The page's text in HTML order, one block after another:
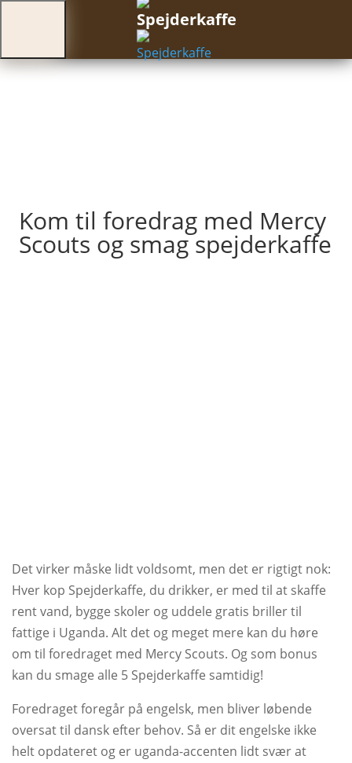
MERCY
SHOP
Kom til foredrag med Mercy
Scouts og smag spejderkaffe
Det virker måske lidt voldsomt, men det er rigtigt nok:
Hver kop Spejderkaffe, du drikker, er med til at skaffe
rent vand, bygge skoler og uddele gratis briller til
fattige i Uganda. Alt det og meget mere kan du høre
om til foredraget med Mercy Scouts. Og som bonus
kan du smage alle 5 Spejderkaffe samtidig!
Foredraget foregår på engelsk, men bliver løbende
oversat til dansk efter behov. Så er dit engelske ikke
helt opdateret og er uganda-accenten lidt svær at